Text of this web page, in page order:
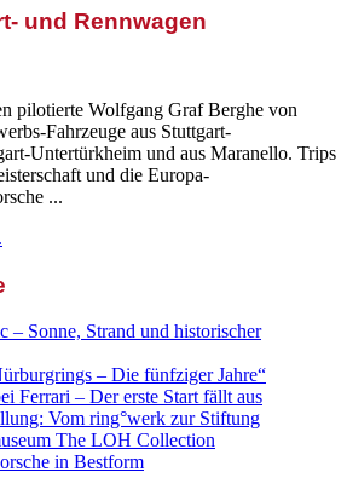
und Rennwagen
pilotierte Wolfgang Graf Berghe von
Fahrzeuge aus Stuttgart-
Untertürkheim und aus Maranello. Trips
und die Europa-
...
– Sonne, Strand und historischer
– Die fünfziger Jahre“
Ferrari – Der erste Start fällt aus
Vom ring°werk zur Stiftung
The LOH Collection
in Bestform